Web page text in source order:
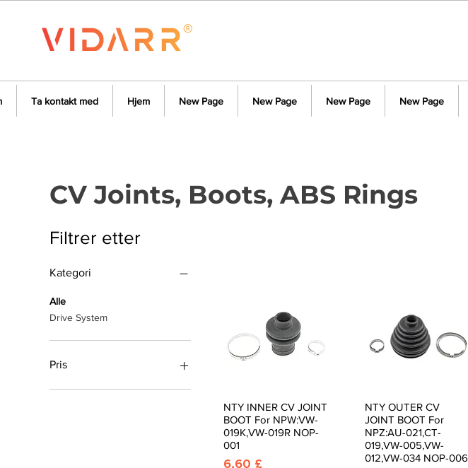
Ta kontakt med Hjem New Page New Page New Page New Page
CV Joints, Boots, ABS Rings
Filtrer etter
Kategori
Alle
Drive System
Pris
Hurtigvisning
NTY INNER CV JOINT
BOOT For NPW:VW-
019K,VW-019R NOP-
001
Pris
6,60 £
Hurtigvisning
NTY OUTER CV
JOINT BOOT For
NPZ:AU-021,CT-
019,VW-005,VW-
012,VW-034 NOP-006